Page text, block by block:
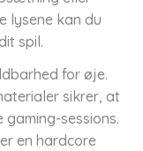
lysene kan du
spil.
for øje.
sikrer, at
sessions.
en hardcore